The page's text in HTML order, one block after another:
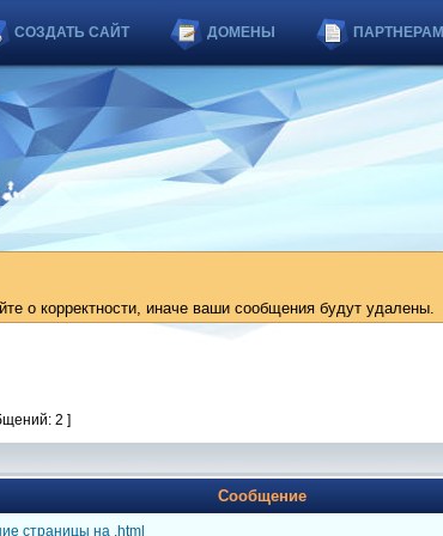
СОЗДАТЬ САЙТ ДОМЕНЫ ПАРТНЕРАМ
о корректности, иначе ваши сообщения будут удалены.
2 ]
Сообщение
страницы на .html